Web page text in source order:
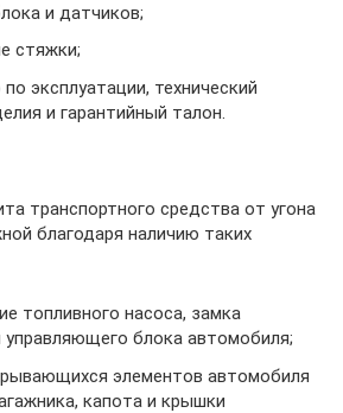
и датчиков;
стяжки;
эксплуатации, технический
и гарантийный талон.
транспортного средства от угона
благодаря наличию таких
топливного насоса, замка
управляющего блока автомобиля;
элементов автомобиля
капота и крышки